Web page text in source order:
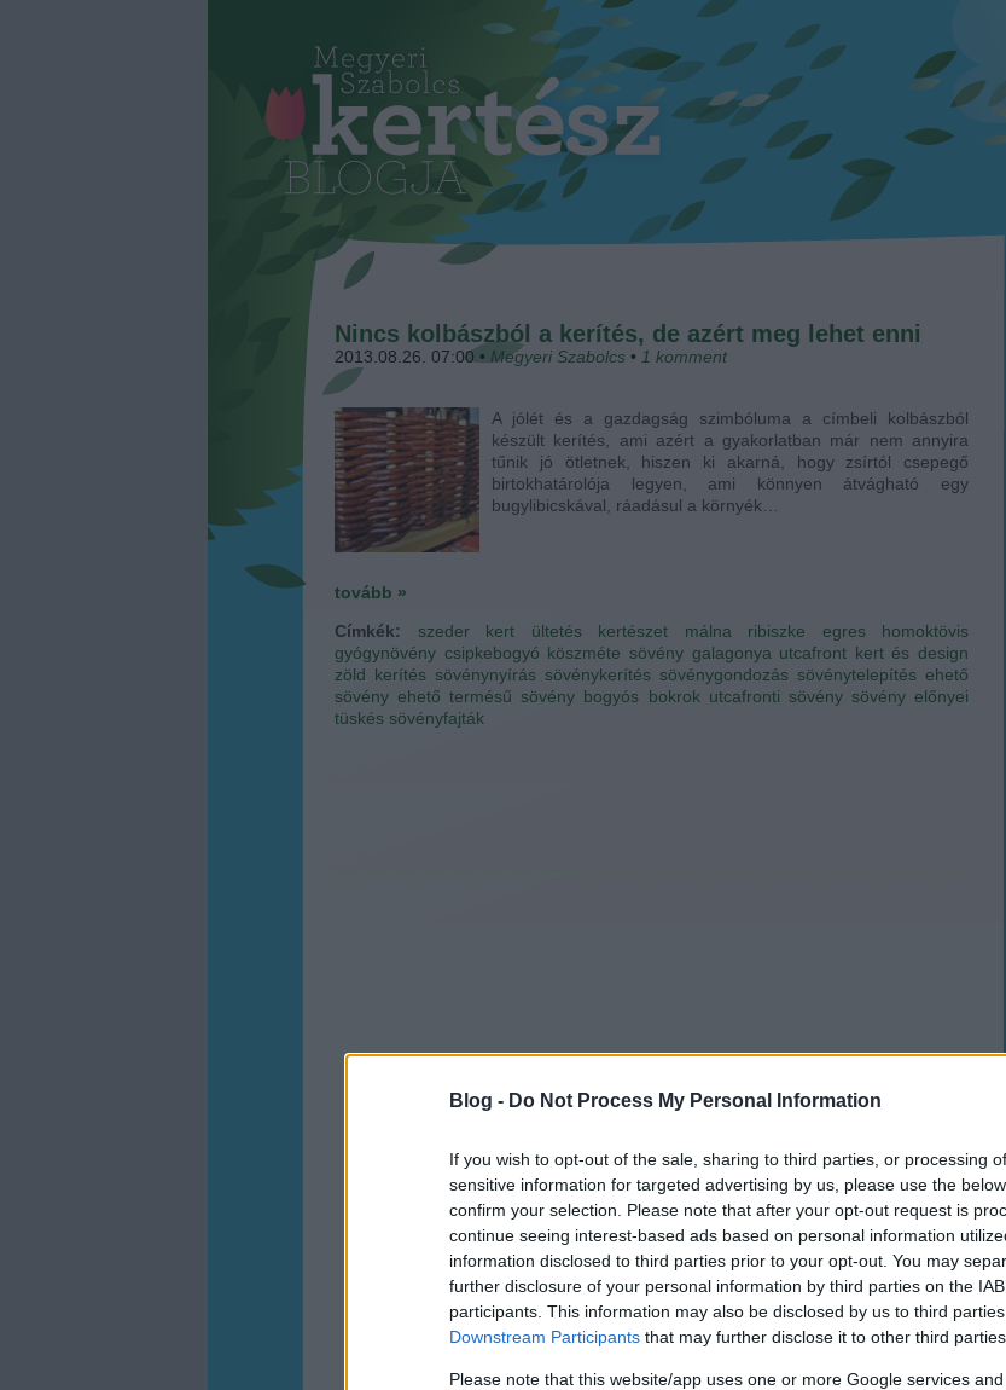
Blog - Do Not Process My Personal Information
If you wish to opt-out of the sale, sharing to third parties, or processing
sensitive information for targeted advertising by us, please use the
confirm your selection. Please note that after your opt-out request is
continue seeing interest-based ads based on personal information
information disclosed to third parties prior to your opt-out. You may
further disclosure of your personal information by third parties on the
participants. This information may also be disclosed by us to third
Downstream Participants that may further disclose it to other third parties.
Please note that this website/app uses one or more Google services
Nincs kolbászból a kerítés, de azért meg lehet enni
2013.08.26. 07:00 • Megyeri Szabolcs • 1 komment
A jólét és a gazdagság szimbóluma a címbeli kolbászból
készült kerítés, ami azért a gyakorlatban már nem annyira
tűnik jó ötletnek, hiszen ki akarná, hogy zsírtól csepegő
birtokhatárolója legyen, ami könnyen átvágható egy
bugylibicskával, ráadásul a környék…
tovább »
Címkék: szeder kert ültetés kertészet málna ribiszke egres
homoktövis
gyógynövény csipkebogyó köszméte sövény galagonya utcafront kert és design
zöld kerítés sövénynyírás sövénykerítés sövénygondozás sövénytelepítés ehető
sövény ehető termésű sövény bogyós bokrok utcafronti sövény sövény előnyei
tüskés sövényfajták